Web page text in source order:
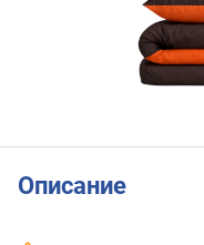
Описание